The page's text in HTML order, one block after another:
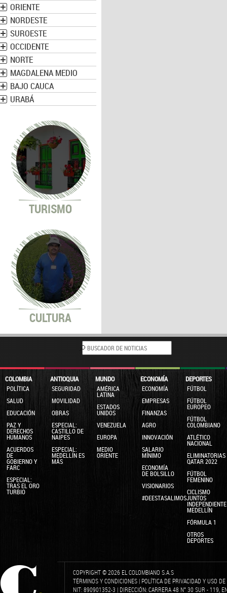
ORIENTE
NORDESTE
SUROESTE
OCCIDENTE
NORTE
MAGDALENA MEDIO
BAJO CAUCA
URABÁ
TURISMO
CULTURA
COLOMBIA
POLÍTICA
SALUD
EDUCACIÓN
PAZ Y
DERECHOS
HUMANOS
ACUERDOS
DE
GOBIERNO Y
FARC
ESPECIAL:
TRAS EL ORO
TURBIO
ANTIOQUIA
SEGURIDAD
MOVILIDAD
OBRAS
ESPECIAL:
CASTILLO DE
NAIPES
ESPECIAL:
MEDELLÍN ES
MÁS
MUNDO
AMÉRICA
LATINA
ESTADOS
UNIDOS
VENEZUELA
EUROPA
MEDIO
ORIENTE
ECONOMÍA
ECONOMÍA
EMPRESAS
FINANZAS
AGRO
INNOVACIÓN
SALARIO
MÍNIMO
ECONOMÍA
DE BOLSILLO
VISIONARIOS
#DEESTASALIMOSJUNTOS
DEPORTES
FÚTBOL
FÚTBOL
EUROPEO
FÚTBOL
COLOMBIANO
ATLÉTICO
NACIONAL
ELIMINATORIAS
QATAR 2022
FÚTBOL
FEMENINO
CICLISMO
INDEPENDIENTE
MEDELLÍN
FÓRMULA 1
OTROS
DEPORTES
COPYRIGHT © 2026 EL COLOMBIANO S.A.S
TÉRMINOS Y CONDICIONES | POLÍTICA DE PRIVACIDAD Y USO
NIT: 890901352-3 | DIRECCIÓN: CARRERA 48 N° 30 SUR - 119,